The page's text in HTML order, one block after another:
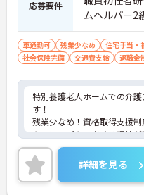
応募要件
ムヘルパー2
※無資格・
免許（AT限
車通勤可 残業少なめ 住宅手当・
社会保険完備
交通費支給 退職金
特別養護老人ホームでの介
す！
残業少なめ！資格取得支援
キルアップを目指せる環境
ご興味ある方には、面接の
細をお話致しますのでお気軽
詳細を見る